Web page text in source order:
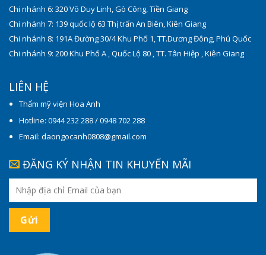
Chi nhánh 6: 320 Võ Duy Linh, Gò Công, Tiền Giang
Chi nhánh 7: 139 quốc lộ 63 Thị trấn An Biên, Kiên Giang
Chi nhánh 8: 191A Đường 30/4 Khu Phố 1, TT.Dương Đông, Phú Quốc
Chi nhánh 9: 200 Khu Phố A , Quốc Lộ 80 , TT. Tân Hiệp , Kiên Giang
LIÊN HỆ
Thẩm mỹ viện Hoa Anh
Hotline: 0944 232 288 / 0948 702 288
Email: daongocanh0808@gmail.com
ĐĂNG KÝ NHẬN TIN KHUYẾN MÃI